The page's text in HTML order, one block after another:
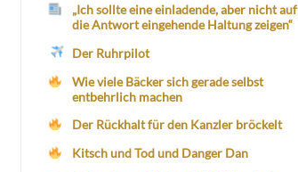
„Ich sollte eine einladende, aber nicht auf
die Antwort eingehende Haltung zeigen“
Der Ruhrpilot
Wie viele Bäcker sich gerade selbst
entbehrlich machen
Der Rückhalt für den Kanzler bröckelt
Kitsch und Tod und Danger Dan